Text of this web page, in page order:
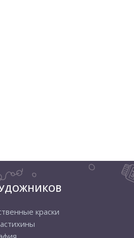
краски